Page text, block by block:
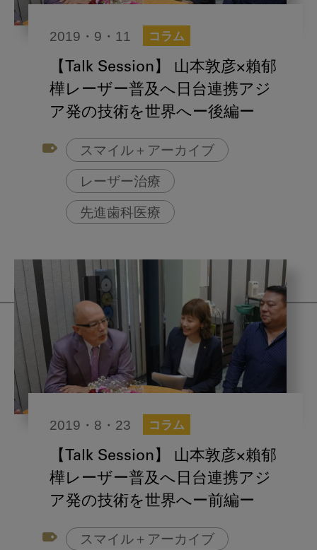
2019・9・11 コラム
【Talk Session】 山本敦彦×賴郁
樺レーザー普及へ日台連携アジ
ア発の技術を世界へー後編ー
スマイル＋アーカイブ
レーザー治療
先進歯科医療
2019・8・23 コラム
【Talk Session】 山本敦彦×賴郁
樺レーザー普及へ日台連携アジ
ア発の技術を世界へー前編ー
スマイル＋アーカイブ